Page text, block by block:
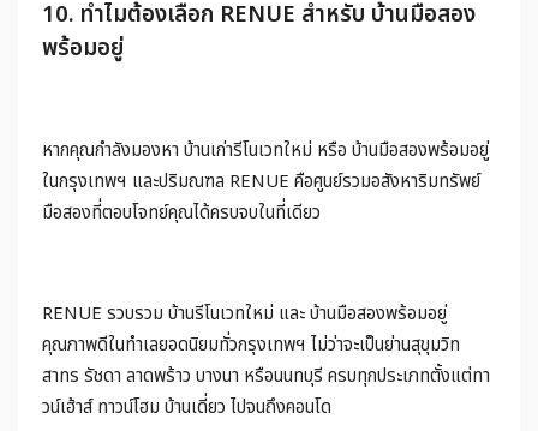
10. ทำไมต้องเลือก RENUE สำหรับ บ้านมือสอง
พร้อมอยู่
หากคุณกำลังมองหา บ้านเก่ารีโนเวทใหม่ หรือ บ้านมือสองพร้อมอยู่
ในกรุงเทพฯ และปริมณฑล RENUE คือศูนย์รวมอสังหาริมทรัพย์
มือสองที่ตอบโจทย์คุณได้ครบจบในที่เดียว
RENUE รวบรวม บ้านรีโนเวทใหม่ และ บ้านมือสองพร้อมอยู่
คุณภาพดีในทำเลยอดนิยมทั่วกรุงเทพฯ ไม่ว่าจะเป็นย่านสุขุมวิท
สาทร รัชดา ลาดพร้าว บางนา หรือนนทบุรี ครบทุกประเภทตั้งแต่ทา
วน์เฮ้าส์ ทาวน์โฮม บ้านเดี่ยว ไปจนถึงคอนโด